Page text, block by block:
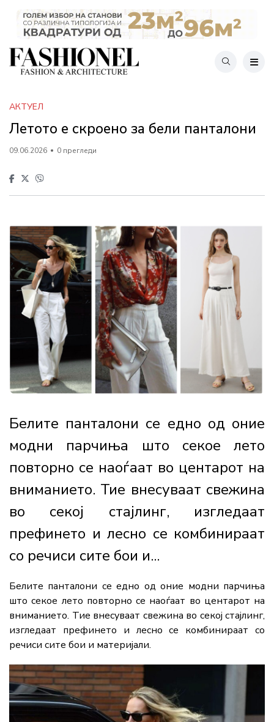
АКТУЕЛ
Летото е скроено за бели панталони
09.06.2026 0 прегледи
Белите панталони се едно од оние
модни парчиња што секое лето
повторно се наоѓаат во центарот на
вниманието. Тие внесуваат свежина
во секој стајлинг, изгледаат
префинето и лесно се комбинираат
со речиси сите бои и...
Белите панталони се едно од оние модни парчиња
што секое лето повторно се наоѓаат во центарот на
вниманието. Тие внесуваат свежина во секој стајлинг,
изгледаат префинето и лесно се комбинираат со
речиси сите бои и материјали.